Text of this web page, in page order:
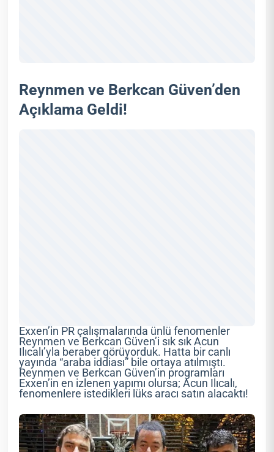
Reynmen ve Berkcan Güven’den
Açıklama Geldi!
Exxen’in PR çalışmalarında ünlü fenomenler
Reynmen ve Berkcan Güven’i sık sık Acun
Ilıcalı’yla beraber görüyorduk. Hatta bir canlı
yayında “araba iddiası” bile ortaya atılmıştı.
Reynmen ve Berkcan Güven’in programları
Exxen’in en izlenen yapımı olursa; Acun Ilıcalı,
fenomenlere istedikleri lüks aracı satın alacaktı!